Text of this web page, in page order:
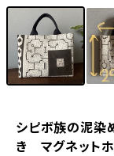
シピボ族の泥
き マグネット